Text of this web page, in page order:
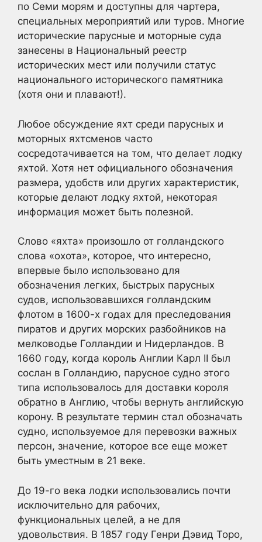
по Семи морям и доступны для чартера,
специальных мероприятий или туров. Многие
исторические парусные и моторные суда
занесены в Национальный реестр
исторических мест или получили статус
национального исторического памятника
(хотя они и плавают!).
Любое обсуждение яхт среди парусных и
моторных яхтсменов часто
сосредотачивается на том, что делает лодку
яхтой. Хотя нет официального обозначения
размера, удобств или других характеристик,
которые делают лодку яхтой, некоторая
информация может быть полезной.
Слово «яхта» произошло от голландского
слова «охота», которое, что интересно,
впервые было использовано для
обозначения легких, быстрых парусных
судов, использовавшихся голландским
флотом в 1600-х годах для преследования
пиратов и других морских разбойников на
мелководье Голландии и Нидерландов. В
1660 году, когда король Англии Карл II был
сослан в Голландию, парусное судно этого
типа использовалось для доставки короля
обратно в Англию, чтобы вернуть английскую
корону. В результате термин стал обозначать
судно, используемое для перевозки важных
персон, значение, которое все еще может
быть уместным в 21 веке.
До 19-го века лодки использовались почти
исключительно для рабочих,
функциональных целей, а не для
удовольствия. В 1857 году Генри Дэвид Торо,